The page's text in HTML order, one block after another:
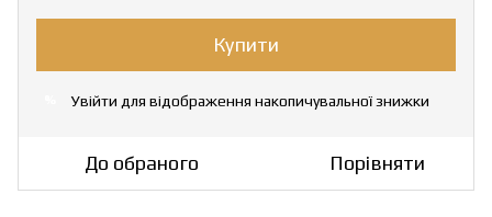
Купити
Увійти для відображення накопичувальної знижки
До обраного Порівняти